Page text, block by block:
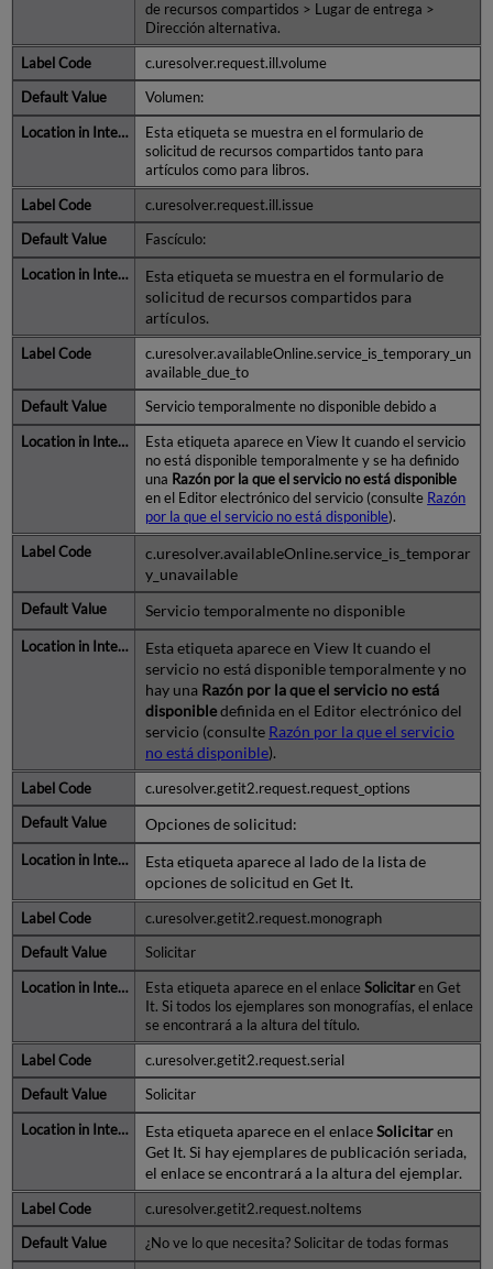
de recursos compartidos > Lugar de entrega >
Dirección alternativa.
c.uresolver.request.ill.volume
Volumen:
Esta etiqueta se muestra en el formulario de
solicitud de recursos compartidos tanto para
artículos como para libros.
c.uresolver.request.ill.issue
Fascículo:
Esta etiqueta se muestra en el formulario de
solicitud de recursos compartidos para
artículos.
c.uresolver.availableOnline.service_is_temporary_un
available_due_to
Servicio temporalmente no disponible debido a
Esta etiqueta aparece en View It cuando el servicio
no está disponible temporalmente y se ha definido
una Razón por la que el servicio no está disponible
en el Editor electrónico del servicio (consulte Razón
por la que el servicio no está disponible).
c.uresolver.availableOnline.service_is_temporar
y_unavailable
Servicio temporalmente no disponible
Esta etiqueta aparece en View It cuando el
servicio no está disponible temporalmente y no
hay una Razón por la que el servicio no está
disponibledefinida en el Editor electrónico del
servicio (consulte Razón por la que el servicio
no está disponible).
c.uresolver.getit2.request.request_options
Opciones de solicitud:
Esta etiqueta aparece al lado de la lista de
opciones de solicitud en Get It.
c.uresolver.getit2.request.monograph
Solicitar
Esta etiqueta aparece en el enlaceSolicitaren Get
It. Si todos los ejemplares son monografías, el enlace
se encontrará a la altura del título.
c.uresolver.getit2.request.serial
Solicitar
Esta etiqueta aparece en el enlaceSolicitaren
Get It. Si hay ejemplares de publicación seriada,
el enlace se encontrará a la altura del ejemplar.
c.uresolver.getit2.request.noItems
¿No ve lo que necesita? Solicitar de todas formas